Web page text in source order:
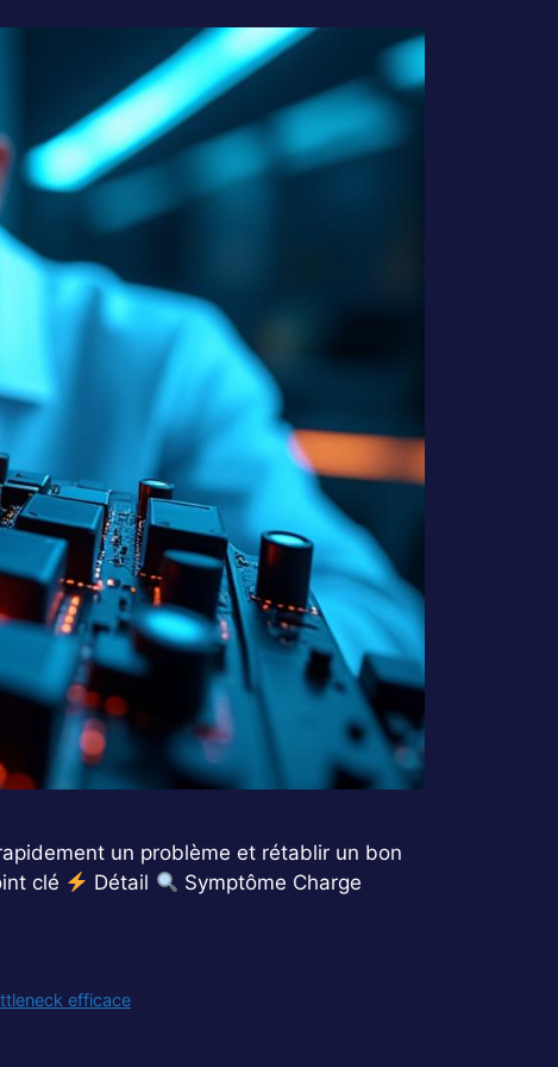
un problème et rétablir un bon
clé
Détail
Symptôme Charge
efficace